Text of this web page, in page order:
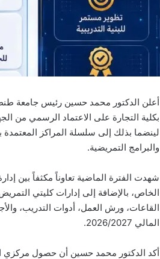
أعلن الدكتور محمد حسين رئيس جامعة
لينضما بذلك إلى سلسلة المراكز المعتمدة
والبرامج التمريضية.
شهدت الفترة الماضية تعاوناً مكثفاً بين
الخاص، بالإضافة إلى إدارات كليتي
القاعات، ورش العمل، أدوات التدريب،
المالي 2026/2027.
أكد الدكتور محمد حسين أن حصول مركزي